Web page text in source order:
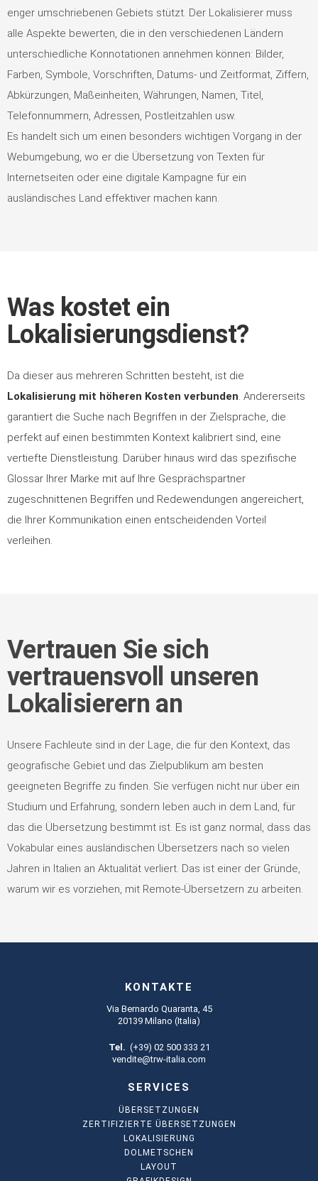
enger umschriebenen Gebiets stützt. Der Lokalisierer muss
alle Aspekte bewerten, die in den verschiedenen Ländern
unterschiedliche Konnotationen annehmen können: Bilder,
Farben, Symbole, Vorschriften, Datums- und Zeitformat, Ziffern,
Abkürzungen, Maßeinheiten, Währungen, Namen, Titel,
Telefonnummern, Adressen, Postleitzahlen usw.
Es handelt sich um einen besonders wichtigen Vorgang in der
Webumgebung, wo er die Übersetzung von Texten für
Internetseiten oder eine digitale Kampagne für ein
ausländisches Land effektiver machen kann.
Was kostet ein
Lokalisierungsdienst?
Da dieser aus mehreren Schritten besteht, ist die
Lokalisierung mit höheren Kosten verbunden. Andererseits
garantiert die Suche nach Begriffen in der Zielsprache, die
perfekt auf einen bestimmten Kontext kalibriert sind, eine
vertiefte Dienstleistung. Darüber hinaus wird das spezifische
Glossar Ihrer Marke mit auf Ihre Gesprächspartner
zugeschnittenen Begriffen und Redewendungen angereichert,
die Ihrer Kommunikation einen entscheidenden Vorteil
verleihen.
Vertrauen Sie sich
vertrauensvoll unseren
Lokalisierern an
Unsere Fachleute sind in der Lage, die für den Kontext, das
geografische Gebiet und das Zielpublikum am besten
geeigneten Begriffe zu finden. Sie verfügen nicht nur über ein
Studium und Erfahrung, sondern leben auch in dem Land, für
das die Übersetzung bestimmt ist. Es ist ganz normal, dass das
Vokabular eines ausländischen Übersetzers nach so vielen
Jahren in Italien an Aktualität verliert. Das ist einer der Gründe,
warum wir es vorziehen, mit Remote-Übersetzern zu arbeiten.
KONTAKTE
Via Bernardo Quaranta, 45
20139 Milano (Italia)
Tel. (+39) 02 500 333 21
vendite@trw-italia.com
SERVICES
ÜBERSETZUNGEN
ZERTIFIZIERTE ÜBERSETZUNGEN
LOKALISIERUNG
DOLMETSCHEN
LAYOUT